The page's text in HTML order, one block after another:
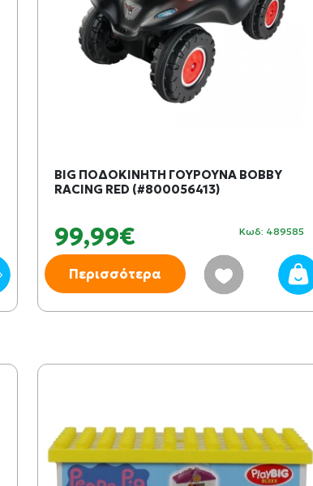
BIG ΠΟΔΟΚΙΝΗΤΗ ΓΟΥΡΟΥΝΑ BOBBY
RACING RED (#800056413)
99,99€ Κωδ: 489585
Περισσότερα